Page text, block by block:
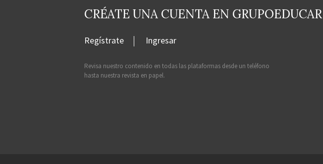
CRÉATE UNA CUENTA EN GRUPOEDUCAR
Regístrate Ingresar
Revisa nuestro contenido en todas las plataformas desde un teléfono
hasta nuestra revista en papel.